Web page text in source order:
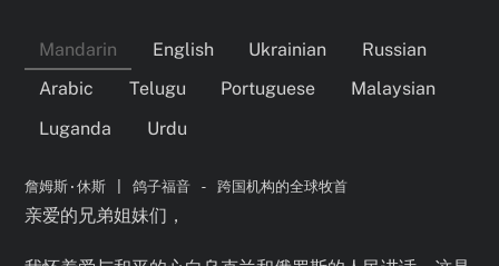
Mandarin English Ukrainian
Russian
Arabic
Telugu Portuguese
Malaysian
Luganda
Urdu
詹姆斯·休斯 | 鸽子福音 - 跨国机构的全球牧首
亲爱的兄弟姐妹们，